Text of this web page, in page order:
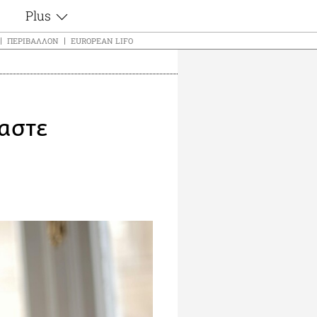
Plus
Θέματα
Videos
Εξομολογήσεις
Επιλογές
ΠΕΡΙΒΆΛΛΟΝ EUROPEAN LIFO